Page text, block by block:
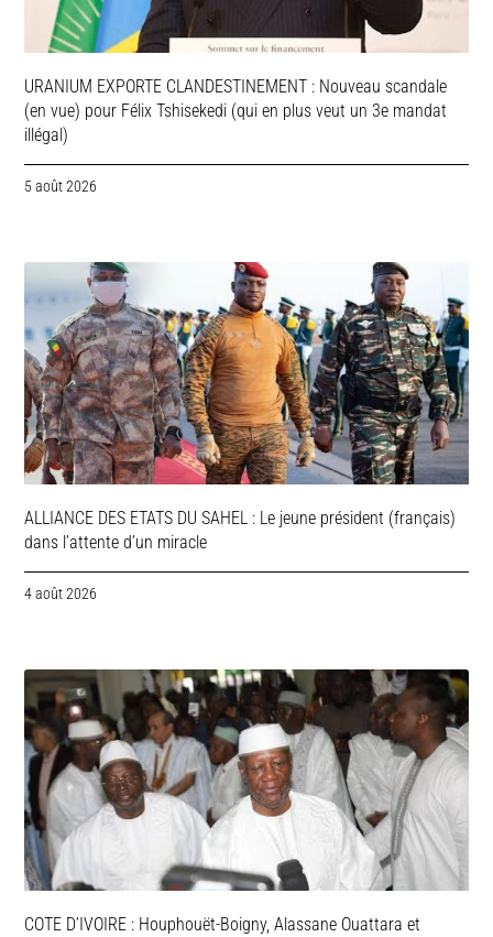
URANIUM EXPORTE CLANDESTINEMENT : Nouveau scandale
(en vue) pour Félix Tshisekedi (qui en plus veut un 3e mandat
illégal)
5 août 2026
ALLIANCE DES ETATS DU SAHEL : Le jeune président (français)
dans l’attente d’un miracle
4 août 2026
COTE D’IVOIRE : Houphouët-Boigny, Alassane Ouattara et